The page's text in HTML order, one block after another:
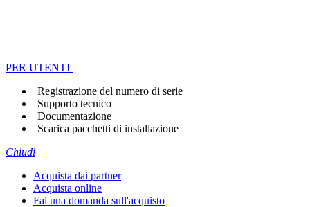
PER UTENTI
Registrazione del numero di serie
Supporto tecnico
Documentazione
Scarica pacchetti di installazione
Chiudi
Acquista dai partner
Acquista online
Fai una domanda sull'acquisto